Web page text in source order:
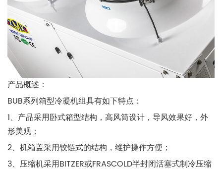
产品概述 ：
BUB系列箱型冷凝机组具有如下特点：
1、产品采用卧式箱型结构，高风筒设计，导风效果好，外
形美观；
2、机箱盖采用铰链式的结构，维护操作方便；
3、压缩机采用BITZER或FRASCOLD半封闭活塞式制冷压缩